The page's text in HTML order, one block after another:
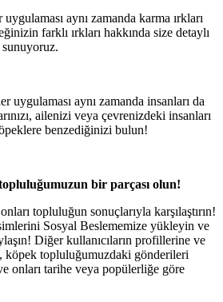
aynı zamanda karma ırkları
farklı ırkları hakkında size detaylı
uygulaması aynı zamanda insanları da
ailenizi veya çevrenizdeki insanları
benzediğinizi bulun!
bir parçası olun!
topluluğun sonuçlarıyla karşılaştırın!
Sosyal Beslememize yükleyin ve
Diğer kullanıcıların profillerine ve
köpek topluluğumuzdaki gönderileri
onları tarihe veya popülerliğe göre